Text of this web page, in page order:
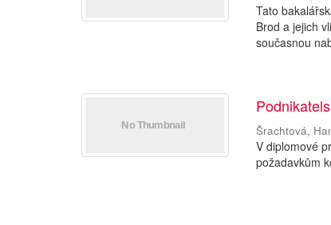
Tato
Brod a jejich
současnou
Šrachtová,
V diplomové
požadavkům